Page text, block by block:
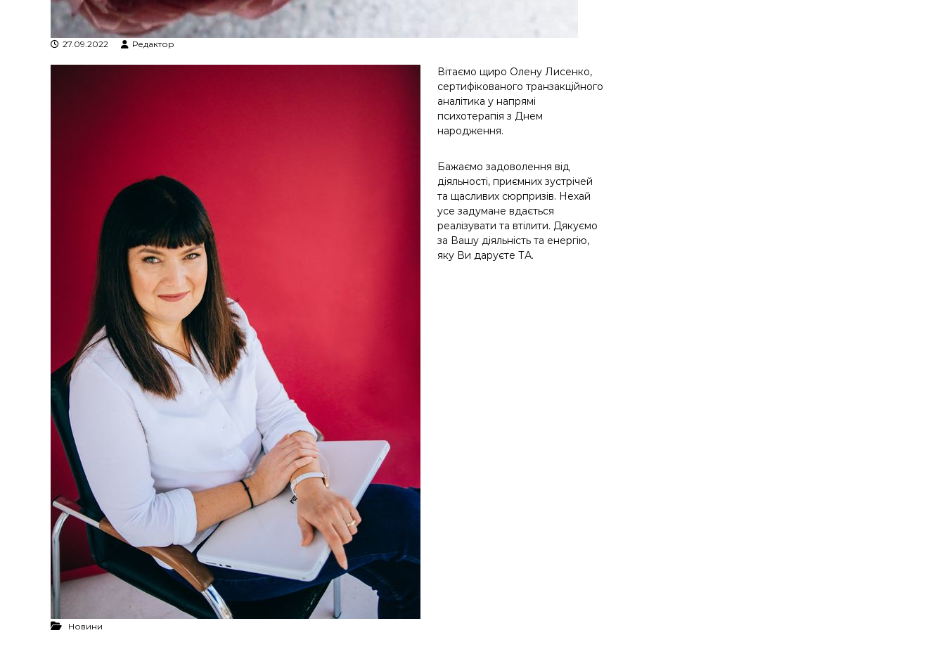
27.09.2022 Редактор
Вітаємо щиро Олену Лисенко,
сертифікованого транзакційного
аналітика у напрямі
психотерапія з Днем
народження.
Бажаємо задоволення від
діяльності, приємних зустрічей
та щасливих сюрпризів. Нехай
усе задумане вдається
реалізувати та втілити. Дякуємо
за Вашу діяльність та енергію,
яку Ви даруєте ТА.
Новини